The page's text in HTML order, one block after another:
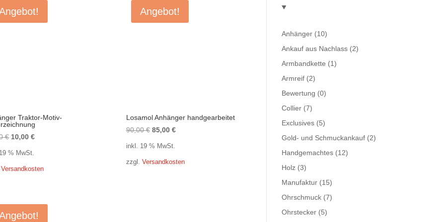
Traktor-Motiv-
€ Ursprünglicher
12,00 €
10,00 €Aktueller
10,00 €.
% MwSt.
Versandkosten
Angebot!
Losamol Anhänger handgearbeitet
90,00€ Ursprünglicher
90,00 €
85,00 €Aktueller
85,00 €.
inkl. 19 % MwSt.
zzgl. Versandkosten
Anhänger (10)
Ankauf aus Nachlass (2)
Armbandkette (1)
Armreif (2)
Bewertung (0)
Collier (7)
Exclusives (5)
Gold- und Schmuckankauf (2)
Handgemachtes (12)
Holz (3)
Manufaktur (15)
Ohrschmuck (7)
Ohrstecker (5)